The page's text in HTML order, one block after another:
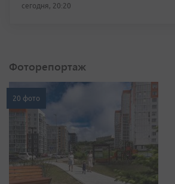
сегодня, 20:20
Фоторепортаж
20 фото